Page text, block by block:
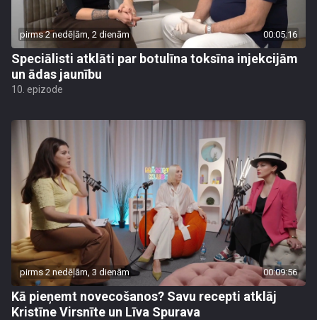
pirms 2 nedēļām, 2 dienām 00:05:16
Speciālisti atklāti par botulīna toksīna injekcijām
un ādas jaunību
10. epizode
pirms 2 nedēļām, 3 dienām 00:09:56
Kā pieņemt novecošanos? Savu recepti atklāj
Kristīne Virsnīte un Līva Spurava